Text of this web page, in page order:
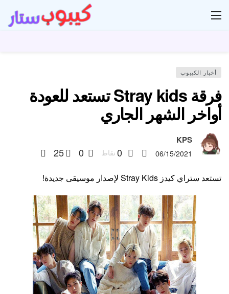
أخبار الكيبوب
فرقة Stray kids تستعد للعودة
أواخر الشهر الجاري
KPS
06/15/2021
0 نقاط 0
25
تستعد ستراي كيدز Stray Kids لإصدار موسيقى جديدة!